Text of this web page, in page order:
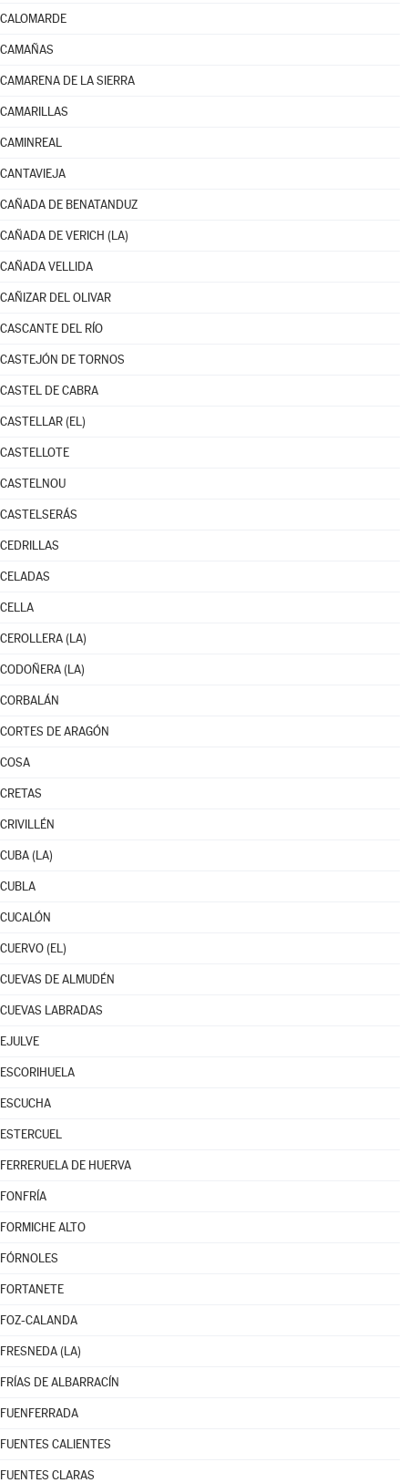
CALOMARDE
CAMAÑAS
CAMARENA DE LA SIERRA
CAMARILLAS
CAMINREAL
CANTAVIEJA
CAÑADA DE BENATANDUZ
CAÑADA DE VERICH (LA)
CAÑADA VELLIDA
CAÑIZAR DEL OLIVAR
CASCANTE DEL RÍO
CASTEJÓN DE TORNOS
CASTEL DE CABRA
CASTELLAR (EL)
CASTELLOTE
CASTELNOU
CASTELSERÁS
CEDRILLAS
CELADAS
CELLA
CEROLLERA (LA)
CODOÑERA (LA)
CORBALÁN
CORTES DE ARAGÓN
COSA
CRETAS
CRIVILLÉN
CUBA (LA)
CUBLA
CUCALÓN
CUERVO (EL)
CUEVAS DE ALMUDÉN
CUEVAS LABRADAS
EJULVE
ESCORIHUELA
ESCUCHA
ESTERCUEL
FERRERUELA DE HUERVA
FONFRÍA
FORMICHE ALTO
FÓRNOLES
FORTANETE
FOZ-CALANDA
FRESNEDA (LA)
FRÍAS DE ALBARRACÍN
FUENFERRADA
FUENTES CALIENTES
FUENTES CLARAS